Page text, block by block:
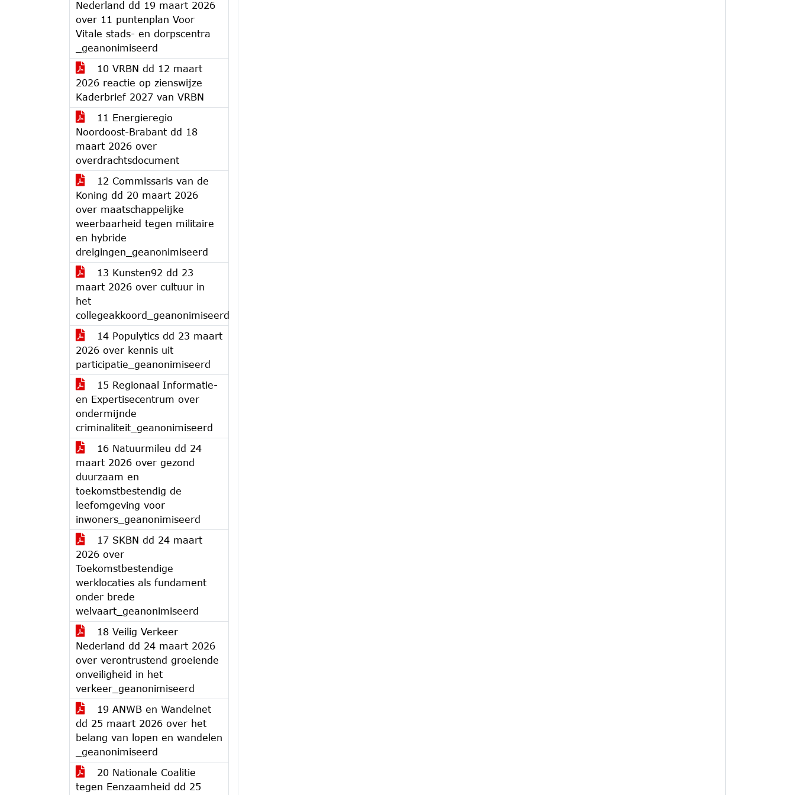
Nederland dd 19 maart 2026
over 11 puntenplan Voor
Vitale stads- en dorpscentra
_geanonimiseerd
10 VRBN dd 12 maart
2026 reactie op zienswijze
Kaderbrief 2027 van VRBN
11 Energieregio
Noordoost-Brabant dd 18
maart 2026 over
overdrachtsdocument
12 Commissaris van de
Koning dd 20 maart 2026
over maatschappelijke
weerbaarheid tegen militaire
en hybride
dreigingen_geanonimiseerd
13 Kunsten92 dd 23
maart 2026 over cultuur in
het
collegeakkoord_geanonimiseerd
14 Populytics dd 23 maart
2026 over kennis uit
participatie_geanonimiseerd
15 Regionaal Informatie-
en Expertisecentrum over
ondermijnde
criminaliteit_geanonimiseerd
16 Natuurmileu dd 24
maart 2026 over gezond
duurzaam en
toekomstbestendig de
leefomgeving voor
inwoners_geanonimiseerd
17 SKBN dd 24 maart
2026 over
Toekomstbestendige
werklocaties als fundament
onder brede
welvaart_geanonimiseerd
18 Veilig Verkeer
Nederland dd 24 maart 2026
over verontrustend groeiende
onveiligheid in het
verkeer_geanonimiseerd
19 ANWB en Wandelnet
dd 25 maart 2026 over het
belang van lopen en wandelen
_geanonimiseerd
20 Nationale Coalitie
tegen Eenzaamheid dd 25